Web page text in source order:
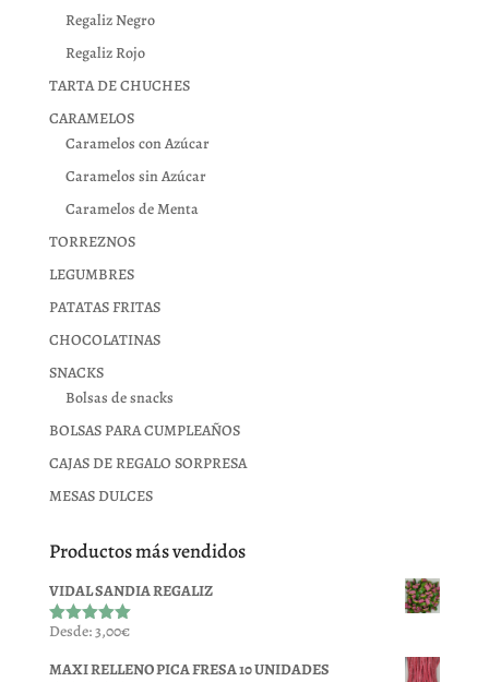
Regaliz Negro
Regaliz Rojo
TARTA DE CHUCHES
CARAMELOS
Caramelos con Azúcar
Caramelos sin Azúcar
Caramelos de Menta
TORREZNOS
LEGUMBRES
PATATAS FRITAS
CHOCOLATINAS
SNACKS
Bolsas de snacks
BOLSAS PARA CUMPLEAÑOS
CAJAS DE REGALO SORPRESA
MESAS DULCES
Productos más vendidos
VIDAL SANDIA REGALIZ
Valorado
5
Desde:3,00€
MAXI RELLENO PICA FRESA 10 UNIDADES